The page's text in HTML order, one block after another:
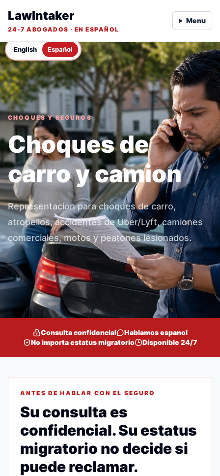
English Español
LawIntaker
24-7 ABOGADOS · EN ESPAÑOL
Menu
CHOQUES Y SEGUROS
Choques de
carro y camion
Representacion para choques de carro,
atropellos, accidentes de Uber/Lyft, camiones
comerciales, motos y peatones lesionados.
Consulta confidencial
Hablamos espanol
No importa estatus migratorio
Disponible 24/7
ANTES DE HABLAR CON EL SEGURO
Su consulta es
confidencial. Su estatus
migratorio no decide si
puede reclamar.